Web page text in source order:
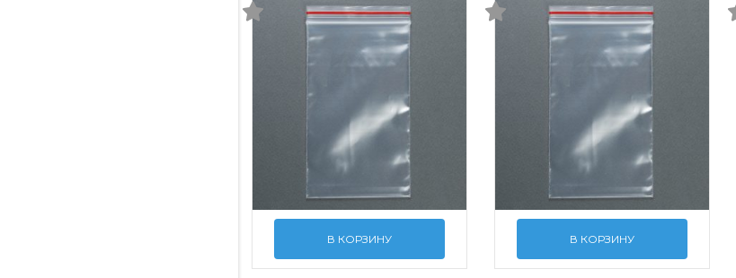
В КОРЗИНУ В КОРЗИНУ